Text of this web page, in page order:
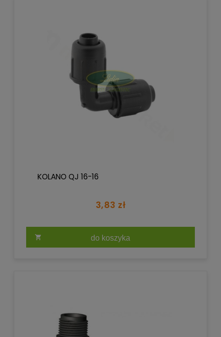
KOLANO QJ 16-16
3,83 zł
do koszyka